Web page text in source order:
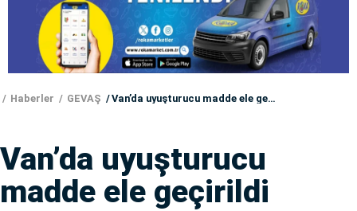
Haberler GEVAŞ Van’da uyuşturucu madde ele geçirildi
Van’da uyuşturucu
madde ele geçirildi